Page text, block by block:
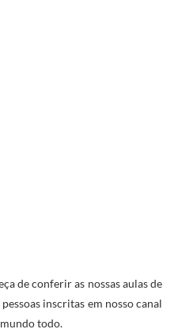
de conferir as nossas aulas de
inscritas em nosso canal
todo.